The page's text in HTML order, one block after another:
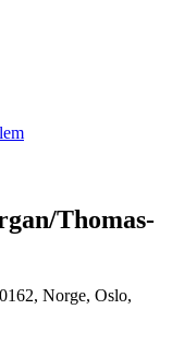
­T­h­o­m­a­s­
Norge, Oslo,